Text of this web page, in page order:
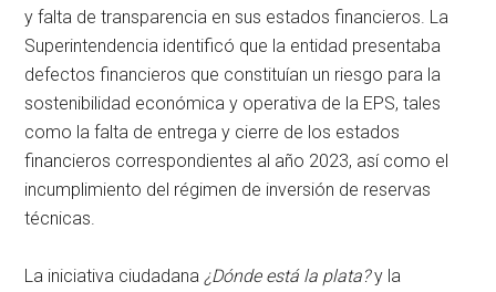
y falta de transparencia en sus estados financieros. La
Superintendencia identificó que la entidad presentaba
defectos financieros que constituían un riesgo para la
sostenibilidad económica y operativa de la EPS, tales
como la falta de entrega y cierre de los estados
financieros correspondientes al año 2023, así como el
incumplimiento del régimen de inversión de reservas
técnicas.
La iniciativa ciudadana ¿Dónde está la plata?y la